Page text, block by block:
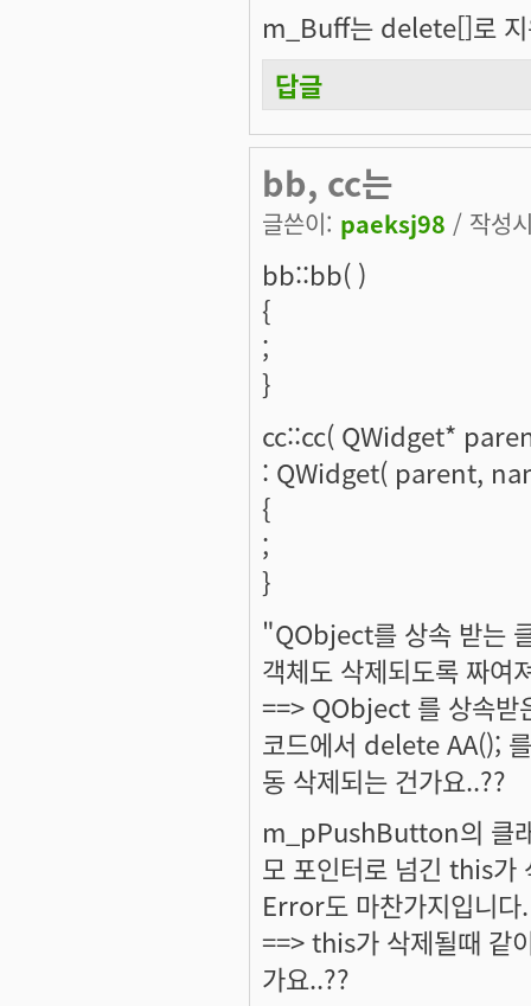
m_Buff는 delete[]로 지
답글
bb, cc는
글쓴이: paeksj98 / 작성
bb::bb( )
{
;
}
cc::cc( QWidget*
: QWidget( parent,
{
;
}
"QObject를 상속 받는
객체도 삭제되도록 짜여
==> QObject 를 상속받
코드에서 delete AA();
동 삭제되는 건가요..??
m_pPushButton의 클
모 포인터로 넘긴 this가
Error도 마찬가지입니다.
==> this가 삭제될때 같
가요..??